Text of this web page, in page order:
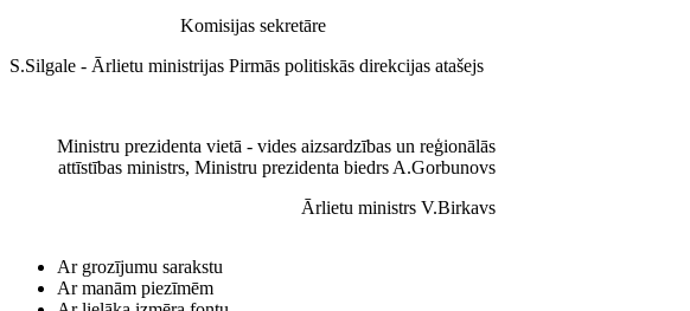
Komisijas sekretāre
S.Silgale - Ārlietu ministrijas Pirmās politiskās direkcijas atašejs
Ministru prezidenta vietā - vides aizsardzības un reģionālās
attīstības ministrs, Ministru prezidenta biedrs A.Gorbunovs
Ārlietu ministrs V.Birkavs
Ar grozījumu sarakstu
Ar manām piezīmēm